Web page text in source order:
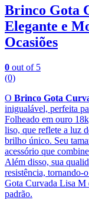
Brinco Gota
Elegante e
Ocasiões
0 out of 5
(0)
O Brinco Gota
inigualável, perfeita
Folheado em ouro
liso, que reflete a luz
brilho único. Seu
acessório que
Além disso, sua
resistência,
Gota Curvada Lisa M
padrão.